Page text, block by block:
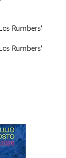
Rumbers'
Rumbers'